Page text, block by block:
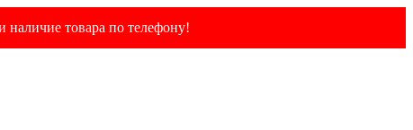
наличие товара по телефону!